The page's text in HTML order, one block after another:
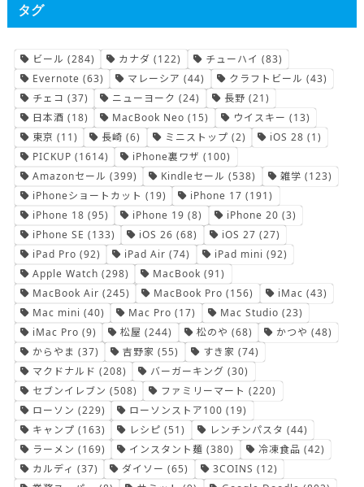
タグ
ビール (284) カナダ (122) チューハイ (83)
Evernote (63) マレーシア (44) クラフトビール (43)
チェコ (37) ニューヨーク (24) 長野 (21)
日本酒 (18) MacBook Neo (15) ウイスキー (13)
東京 (11) 長崎 (6) ミニストップ (2) iOS 28 (1)
PICKUP (1614) iPhone裏ワザ (100)
Amazonセール (399) Kindleセール (538) 雑学 (123)
iPhoneショートカット (19) iPhone 17 (191)
iPhone 18 (95) iPhone 19 (8) iPhone 20 (3)
iPhone SE (133) iOS 26 (68) iOS 27 (27)
iPad Pro (92) iPad Air (74) iPad mini (92)
Apple Watch (298) MacBook (91)
MacBook Air (245) MacBook Pro (156) iMac (43)
Mac mini (40) Mac Pro (17) Mac Studio (23)
iMac Pro (9) 松屋 (244) 松のや (68) かつや (48)
からやま (37) 吉野家 (55) すき家 (74)
マクドナルド (208) バーガーキング (30)
セブンイレブン (508) ファミリーマート (220)
ローソン (229) ローソンストア100 (19)
キャンプ (163) レシピ (51) レンチンパスタ (44)
ラーメン (169) インスタント麺 (380) 冷凍食品 (42)
カルディ (37) ダイソー (65) 3COINS (12)